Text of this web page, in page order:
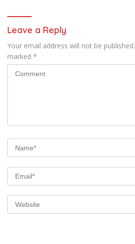
Leave a Reply
Your email address will not be published.
marked *